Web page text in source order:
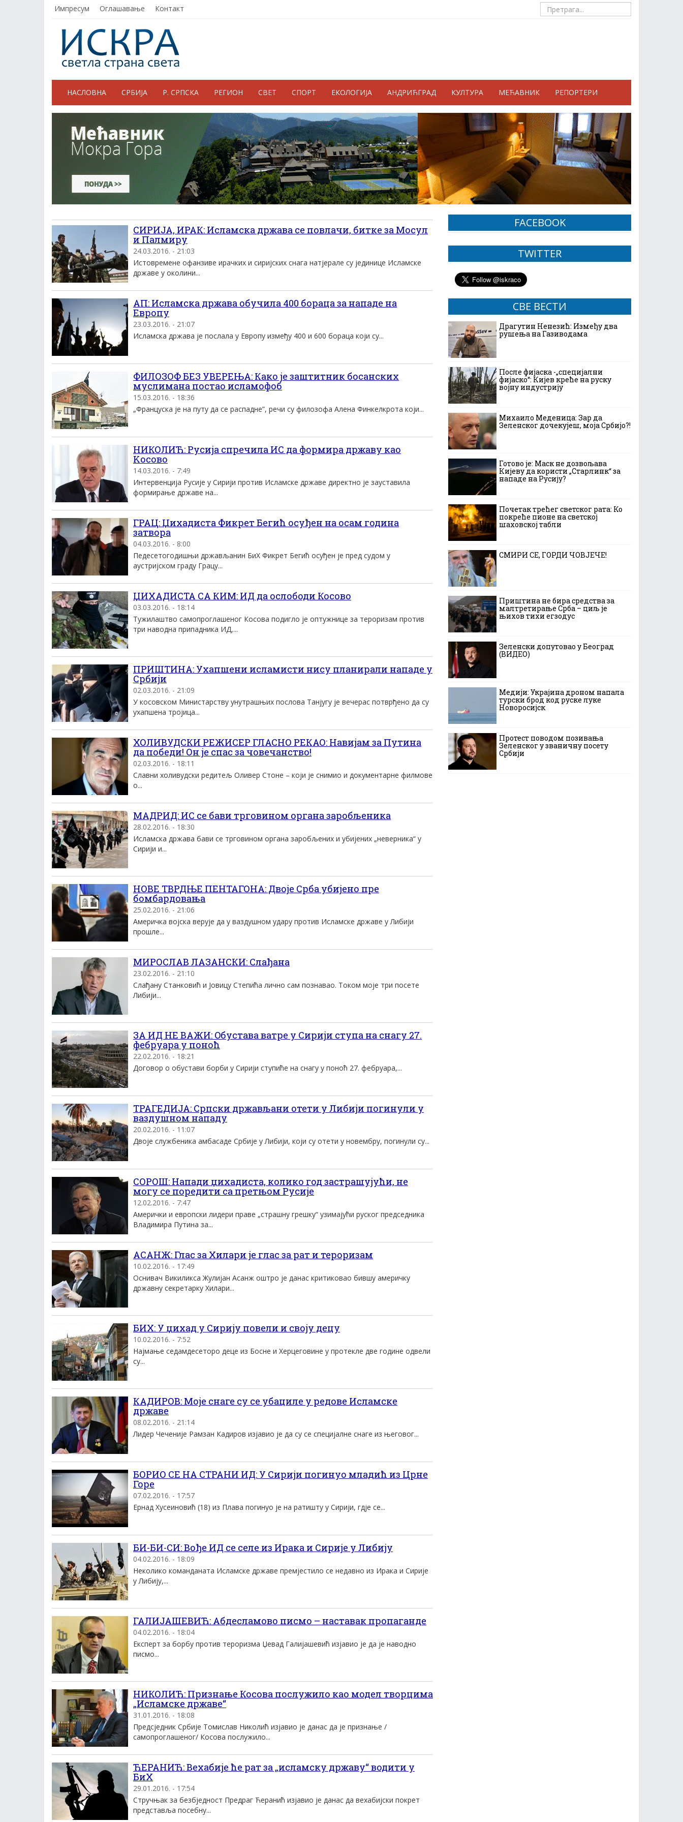
Импресум Оглашавање Контакт
НАСЛОВНА СРБИЈА Р. СРПСКА РЕГИОН СВЕТ СПОРТ ЕКОЛОГИЈА АНДРИЋГРАД КУЛТУРА МЕЋАВНИК РЕПОРТЕРИ
СИРИЈА, ИРАК: Исламска држава се повлачи, битке за Мосул
и Палмиру
24.03.2016. - 21:03
Истовремене офанзиве ирачких и сиријских снага натјерале су јединице Исламске
државе у околини...
АП: Исламска држава обучила 400 бораца за нападе на
Европу
23.03.2016. - 21:07
Исламска држава је послала у Европу између 400 и 600 бораца који су...
ФИЛОЗОФ БЕЗ УВЕРЕЊА: Како је заштитник босанских
муслимана постао исламофоб
15.03.2016. - 18:36
„Француска је на путу да се распадне”, речи су филозофа Алена Финкелкрота који...
НИКОЛИЋ: Русиjа спречила ИС да формира државу као
Kосово
14.03.2016. - 7:49
Интервенциjа Русиjе у Сириjи против Исламске државе директно jе зауставила
формирање државе на...
ГРАЦ: Џихадиста Фикрет Бегић осуђен на осам година
затвора
04.03.2016. - 8:00
Педесетогодишњи држављанин БиХ Фикрет Бегић осуђен је пред судом у
аустријском граду Грацу...
ЏИХАДИСТА СА КИМ: ИД да ослободи Косово
03.03.2016. - 18:14
Тужилаштво самопроглашеног Косова подигло је оптужнице за тероризам против
три наводна припадника ИД,...
ПРИШТИНА: Ухапшени исламисти нису планирали нападе у
Србиjи
02.03.2016. - 21:09
У косовском Mинистарству унутрашњих послова Танјугу jе вечерас потврђено да су
ухапшена троjица...
ХОЛИВУДСКИ РЕЖИСЕР ГЛАСНО РЕКАО: Навијам за Путина
да победи! Он је спас за човечанство!
02.03.2016. - 18:11
Славни холивудски редитељ Оливер Стоне – који је снимио и документарне филмове
о...
MAДРИД: ИС се бави трговином органа заробљеника
28.02.2016. - 18:30
Исламска држава бави се трговином органа заробљених и убиjених „неверника“ у
Сириjи и...
НОВЕ ТВРДЊЕ ПЕНТАГОНА: Двоjе Срба убиjено пре
бомбардовања
25.02.2016. - 21:06
Aмеричка воjска веруjе да у ваздушном удару против Исламске државе у Либиjи
прошле...
МИРОСЛАВ ЛАЗАНСКИ: Слађана
23.02.2016. - 21:10
Слађану Станковић и Јовицу Степића лично сам познавао. Током моје три посете
Либији...
ЗА ИД НЕ ВАЖИ: Oбустава ватре у Сириjи ступа на снагу 27.
фебруара у поноћ
22.02.2016. - 18:21
Договор о обустави борби у Сириjи ступиће на снагу у поноћ 27. фебруара,...
ТРАГЕДИЈА: Српски држављани отети у Либиjи погинули у
ваздушном нападу
20.02.2016. - 11:07
Двоjе службеника амбасаде Србиjе у Либиjи, коjи су отети у новембру, погинули су...
СОРОШ: Напади џихадиста, колико год застрашујући, не
могу се поредити са претњом Русије
12.02.2016. - 7:47
Aмерички и европски лидери праве „страшну грешку“ узимаjући руског председника
Владимира Путина за...
AСАНЖ: Глас за Хилари jе глас за рат и тероризам
10.02.2016. - 17:49
Oснивач Викиликса Жулиjан Aсанж оштро jе данас критиковао бившу америчку
државну секретарку Хилари...
БИХ: У џихад у Сириjу повели и своjу децу
10.02.2016. - 7:52
Наjмање седамдесеторо деце из Босне и Херцеговине у протекле две године одвели
су...
КАДИРОВ: Моје снаге су се убациле у редове Исламске
државе
08.02.2016. - 21:14
Лидер Чеченије Рамзан Кадиров изјавио је да су се специјалне снаге из његовог...
БОРИО СЕ НА СТРАНИ ИД: У Сирији погинуо младић из Црне
Горе
07.02.2016. - 17:57
Ернад Хусеиновић (18) из Плава погинуо је на ратишту у Сирији, гдје се...
БИ-БИ-СИ: Вође ИД се селе из Ирака и Сирије у Либију
04.02.2016. - 18:09
Неколико команданата Исламске државе премјестило се недавно из Ирака и Сирије
у Либију,...
ГАЛИЈАШЕВИЋ: Абдесламово писмо – наставак пропаганде
04.02.2016. - 18:04
Експерт за борбу против тероризма Џевад Галијашевић изјавио је да је наводно
писмо...
НИКОЛИЋ: Признање Косова послужило као модел творцима
„Исламске државе“
31.01.2016. - 18:08
Предсједник Србије Томислав Николић изјавио је данас да је признање /
самопроглашеног/ Косова послужило...
ЋЕРАНИЋ: Вехабије ће рат за „исламску државу“ водити у
БиХ
29.01.2016. - 17:54
Стручњак за безбједност Предраг Ћеранић изјавио је данас да вехабијски покрет
представља посебну...
FACEBOOK
TWITTER
СВЕ ВЕСТИ
Драгутин Ненезић: Између два
рушења на Газиводама
После фијаска -„специјални
фијаско“: Кијев креће на руску
војну индустрију
Михаило Меденица: Зар да
Зеленског дочекујеш, моја Србијо?!
Готово је: Маск не дозвољава
Кијеву да користи „Старлинк“ за
нападе на Русију?
Почетак трећег светског рата: Ко
покреће пионе на светској
шаховској табли
СМИРИ СЕ, ГОРДИ ЧОВЈЕЧЕ!
Приштина не бира средства за
малтретирање Срба – циљ је
њихов тихи егзодус
Зеленски допутовао у Београд
(ВИДЕО)
Медији: Украјина дроном напала
турски брод код руске луке
Новоросијск
Протест поводом позивања
Зеленског у званичну посету
Србији